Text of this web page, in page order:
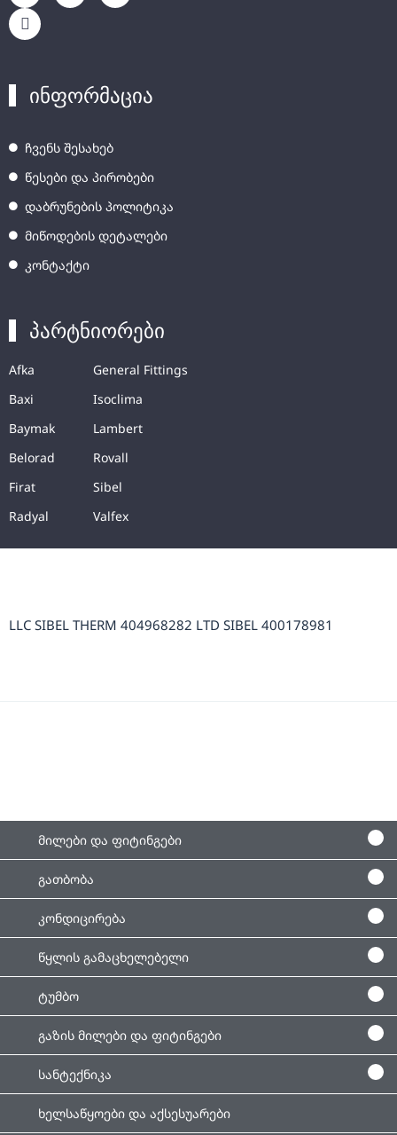
ინფორმაცია
ჩვენს შესახებ
წესები და პირობები
დაბრუნების პოლიტიკა
მიწოდების დეტალები
კონტაქტი
პარტნიორები
Afka
Baxi
Baymak
Belorad
Firat
Radyal
General Fittings
Isoclima
Lambert
Rovall
Sibel
Valfex
LLC SIBEL THERM 404968282 LTD SIBEL 400178981
მილები და ფიტინგები
გათბობა
კონდიცირება
წყლის გამაცხელებელი
ტუმბო
გაზის მილები და ფიტინგები
სანტექნიკა
ხელსაწყოები და აქსესუარები